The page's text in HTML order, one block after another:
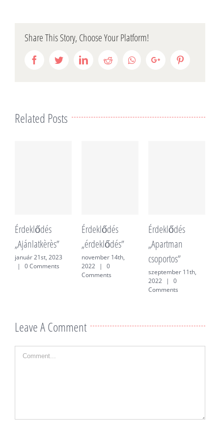
Share This Story, Choose Your Platform!
FacebookTwitterLinkedInRedditWhatsappGoogle+
Related Posts
Érdeklődés
„Ajánlatkèrès”
január 21st, 2023
|
0 Comments
Érdeklődés
„érdeklődés”
november 14th,
2022
|
0
Comments
Érdeklődés
„Apartman
csoportos”
szeptember 11th,
2022
|
0
Comments
Leave A Comment
Comment